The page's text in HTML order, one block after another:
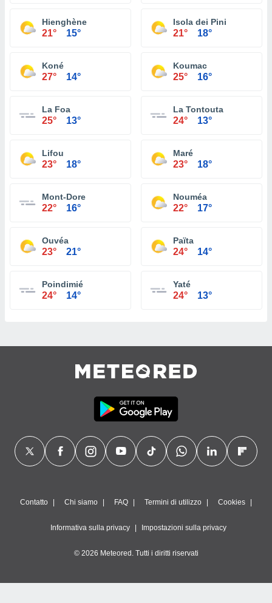
Hienghène
21° 15°
Isola dei Pini
21° 18°
Koné
27° 14°
Koumac
25° 16°
La Foa
25° 13°
La Tontouta
24° 13°
Lifou
23° 18°
Maré
23° 18°
Mont-Dore
22° 16°
Nouméa
22° 17°
Ouvéa
23° 21°
Païta
24° 14°
Poindimié
24° 14°
Yaté
24° 13°
Contatto Chi siamo FAQ Termini di utilizzo Cookies
Informativa sulla privacy Impostazioni sulla privacy
© 2026 Meteored. Tutti i diritti riservati